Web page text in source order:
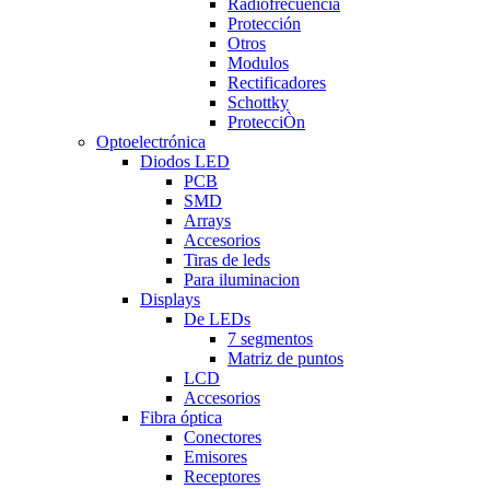
Radiofrecuencia
Protección
Otros
Modulos
Rectificadores
Schottky
ProtecciÒn
Optoelectrónica
Diodos LED
PCB
SMD
Arrays
Accesorios
Tiras de leds
Para iluminacion
Displays
De LEDs
7 segmentos
Matriz de puntos
LCD
Accesorios
Fibra óptica
Conectores
Emisores
Receptores